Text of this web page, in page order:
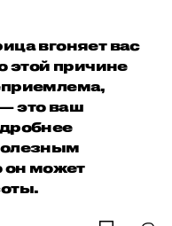
вгоняет вас
этой причине
это ваш
он может